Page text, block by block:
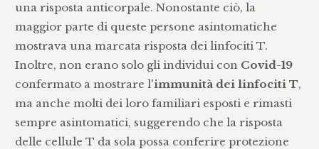
una risposta anticorpale. Nonostante ciò, la
maggior parte di queste persone asintomatiche
mostrava una marcata risposta dei linfociti T.
Inoltre, non erano solo gli individui con Covid-19
confermato a mostrare l'immunità dei linfociti T,
ma anche molti dei loro familiari esposti e rimasti
sempre asintomatici, suggerendo che la risposta
delle cellule T da sola possa conferire protezione